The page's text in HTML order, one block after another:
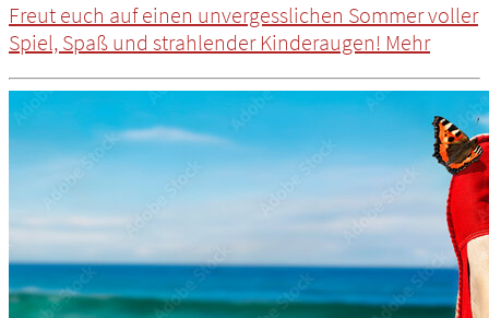
Freut euch auf einen unvergesslichen Sommer voller
Spiel, Spaß und strahlender Kinderaugen! Mehr